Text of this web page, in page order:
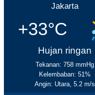
Jakarta
+33°C
Hujan ringan
Tekanan: 758 mmHg
Kelembaban: 51%
Angin: Utara, 5.2 m/s